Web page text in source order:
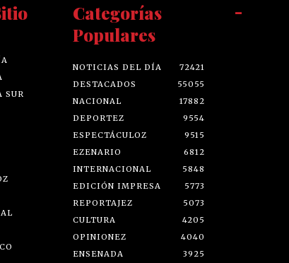
SUR
Categorías
Populares
NOTICIAS DEL DÍA
72421
DESTACADOS
55055
NACIONAL
17882
DEPORTEZ
9554
ESPECTÁCULOZ
9515
EZENARIO
6812
INTERNACIONAL
5848
EDICIÓN IMPRESA
5773
REPORTAJEZ
5073
CULTURA
4205
OPINIONEZ
4040
ENSENADA
3925
-